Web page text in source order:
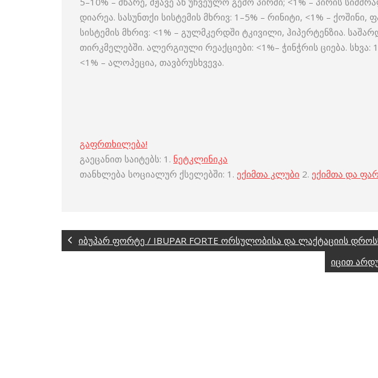
დიარეა. სასუნთქი სისტემის მხრივ: 1–5% – რინიტი, <1% –
სისტემის მხრივ: <1% – გულმკერდში ტკივილი, ჰიპერტენზია.
თირკმელებში. ალერგიული რეაქციები: <1%– ჭინჭრის ციება. სხვა:
<1% – ალოპეცია, თავბრუსხვევა.
გაფრთხილება!
გაეცანით საიტებს: 1. ნეტკლინიკა
თანხლება სოციალურ ქსელებში: 1. ექიმთა კლუბი 2. ექიმთა და
იბუპარ ფორტე / IBUPAR FORTE ორსულობისა და ლაქტაციის
იცით